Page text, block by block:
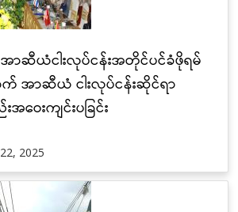
အာဆီယံငါးလုပ်ငန်းအတိုင်ပင်ခံဖိုရမ်
ာက် အာဆီယံ ငါးလုပ်ငန်းဆိုင်ရာ
ဝေးကျင်းပခြင်း
2025